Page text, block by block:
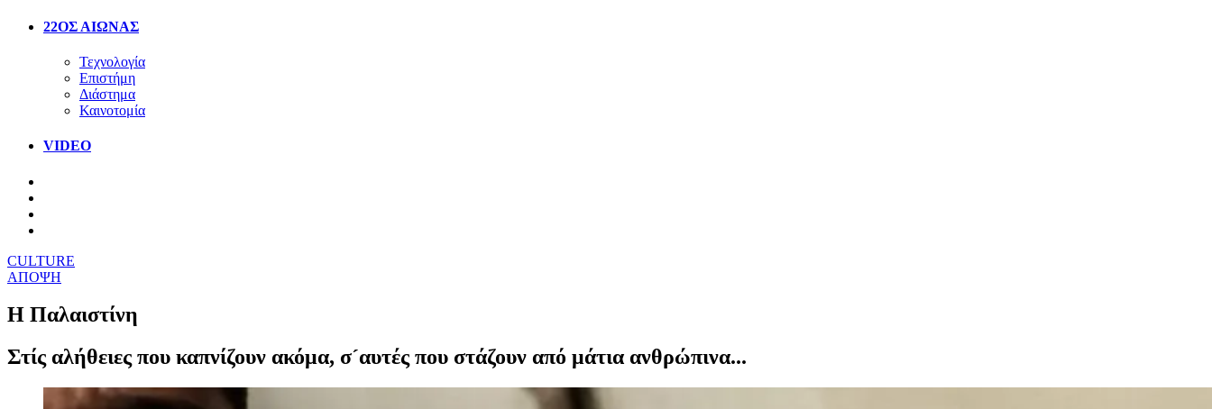
22ΟΣ ΑΙΩΝΑΣ
Τεχνολογία
Επιστήμη
Διάστημα
Καινοτομία
VIDEO
CULTURE
ΑΠΟΨΗ
Η Παλαιστίνη
Στίς αλήθειες που καπνίζουν ακόμα, σ´αυτές που στάζουν από μάτια ανθρώπινα...